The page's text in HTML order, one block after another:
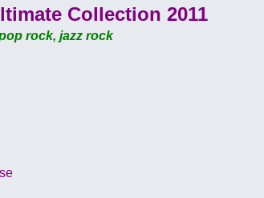
Collection 2011
rock, jazz rock